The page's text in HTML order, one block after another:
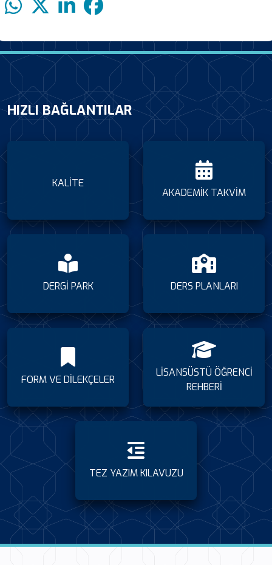
HIZLI BAĞLANTILAR
KALİTE
AKADEMİK TAKVİM
DERGİ PARK DERS PLANLARI
FORM VE DİLEKÇELER
LİSANSÜSTÜ ÖĞRENCİ
REHBERİ
TEZ YAZIM KILAVUZU